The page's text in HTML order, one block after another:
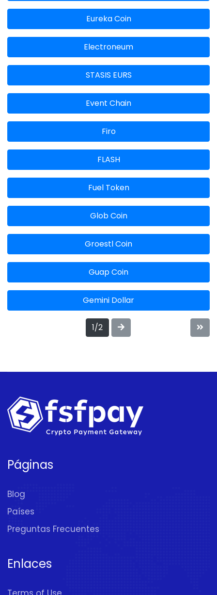
Eureka Coin
Electroneum
STASIS EURS
Event Chain
Firo
FLASH
Fuel Token
Glob Coin
Groestl Coin
Guap Coin
Gemini Dollar
1/2
Páginas
Blog
Países
Preguntas Frecuentes
Enlaces